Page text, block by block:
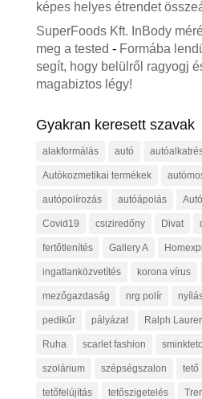
képes helyes étrendet
SuperFoods Kft. InBody
meg a tested - Formába
segít, hogy belülről ragyogj
magabiztos légy!
Gyakran keresett szavak
alakformálás autó
Autókozmetikai termékek
autópolírozás autóápolás
Covid19 csiziredőny Divat
fertőtlenítés Gallery A
ingatlanközvetítés korona vírus
mezőgazdaság nrg polír
pedikűr pályázat Ralph
Ruha scarlet fashion
szolárium szépségszalon tető
tetőfelújítás tetőszigetelés